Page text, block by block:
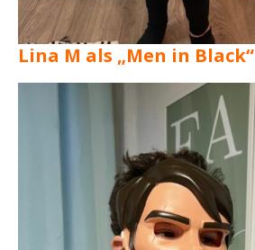
Lina M als „Men in Black“